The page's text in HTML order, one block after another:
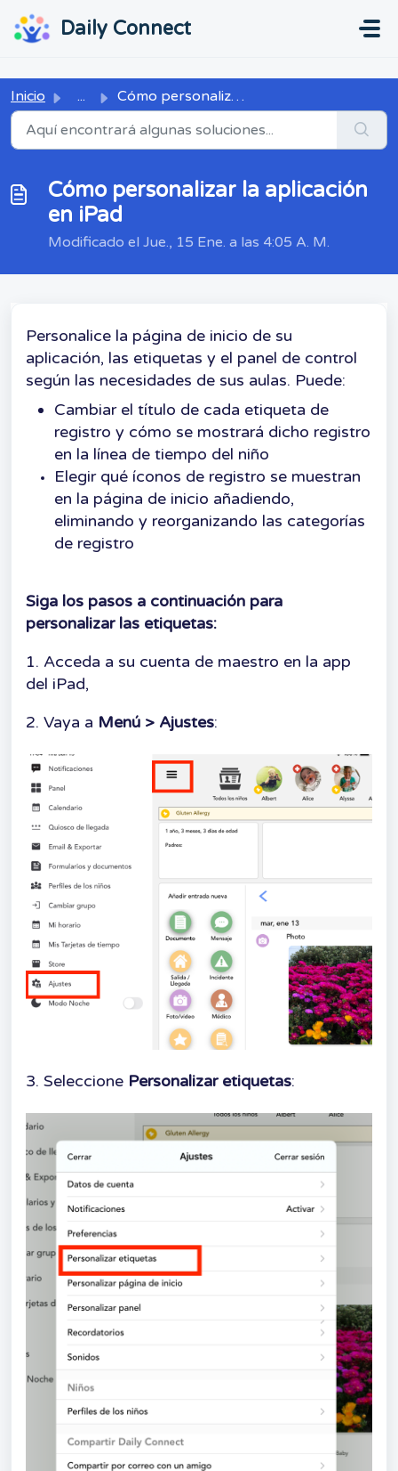
Daily Connect
Inicio ... Cómo personalizar la aplicación en iPad
Cómo personalizar la aplicación
en iPad
Modificado el Jue., 15 Ene. a las 4:05 A. M.
Personalice la página de inicio de su
aplicación, las etiquetas y el panel de control
según las necesidades de sus aulas. Puede:
Cambiar el título de cada etiqueta de
registro y cómo se mostrará dicho registro
en la línea de tiempo del niño
Elegir qué íconos de registro se muestran
en la página de inicio añadiendo,
eliminando y reorganizando las categorías
de registro
Siga los pasos a continuación para
personalizar las etiquetas:
1. Acceda a su cuenta de maestro en la app
del iPad,
2. Vaya a Menú > Ajustes:
3. Seleccione Personalizar etiquetas: